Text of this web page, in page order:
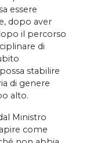
essere
dopo aver
il percorso
di
stabilire
di genere
alto.
Ministro
come